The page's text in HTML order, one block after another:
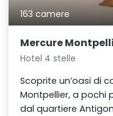
163 camere
Mercure
Hotel 4 stelle
Scoprite un’oasi di
Montpellier, a pochi
dal quartiere